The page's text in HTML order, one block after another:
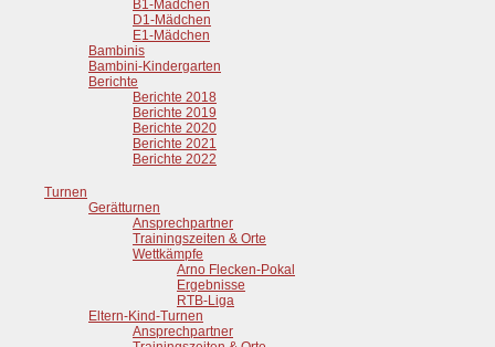
B1-Mädchen
D1-Mädchen
E1-Mädchen
Bambinis
Bambini-Kindergarten
Berichte
Berichte 2018
Berichte 2019
Berichte 2020
Berichte 2021
Berichte 2022
Turnen
Gerätturnen
Ansprechpartner
Trainingszeiten & Orte
Wettkämpfe
Arno Flecken-Pokal
Ergebnisse
RTB-Liga
Eltern-Kind-Turnen
Ansprechpartner